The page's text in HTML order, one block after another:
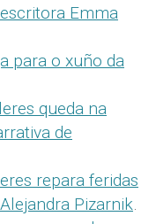
Emma
para o xuño da
queda na
de
repara feridas
Pizarnik.